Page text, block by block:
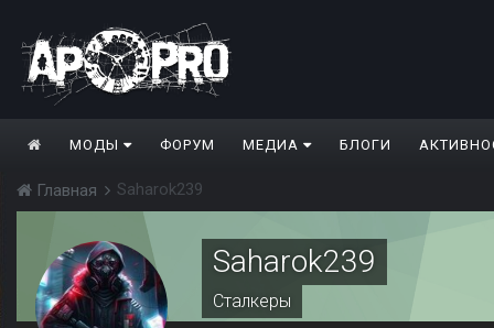
МОДЫ ФОРУМ МЕДИА БЛОГИ
Главная Saharok239
Saharok239
Сталкеры